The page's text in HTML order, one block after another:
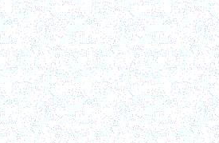
* Речь идет об
Богослову – Прим. сост.
Пока в нас только
дела, и по суду Божию. Цена
будет значить, что Бог
ни делали, каких бы подвигов
Бог и взглянуть не хочет.